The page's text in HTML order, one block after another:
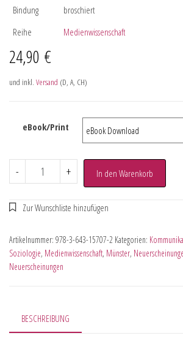
Bindung
broschiert
Reihe
Medienwissenschaft
24,90 €
und inkl. Versand (D, A, CH)
eBook/Print
- + In den Warenkorb
Artikelnummer: 978-3-643-15707-2 Kategorien:
Soziologie, Medienwissenschaft, Münster,
Neuerscheinungen
BESCHREIBUNG